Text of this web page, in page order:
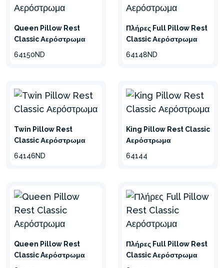
Queen Pillow Rest
Classic Αερόστρωμα
64150ND
Πλήρες Full Pillow Rest
Classic Αερόστρωμα
64148ND
Twin Pillow Rest
Classic Αερόστρωμα
64146ND
King Pillow Rest Classic
Αερόστρωμα
64144
Queen Pillow Rest
Classic Aερόστρωμα
Πλήρες Full Pillow Rest
Classic Αερόστρωμα